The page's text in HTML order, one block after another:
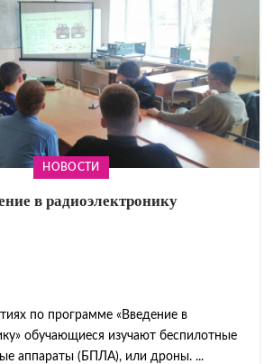
НОВОСТИ
в радиоэлектронику
по программе «Введение в
обучающиеся изучают беспилотные
аппараты (БПЛА), или дроны. ...